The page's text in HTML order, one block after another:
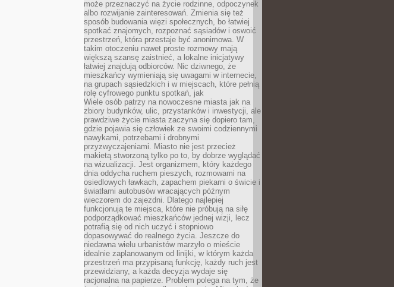
może przeznaczyć na życie rodzinne, odpoczynek
albo rozwijanie zainteresowań. Zmienia się też
sposób budowania więzi społecznych, bo łatwiej
spotkać znajomych, rozpoznać sąsiadów i oswoić
przestrzeń, która przestaje być anonimowa. W
takim otoczeniu nawet proste rozmowy mają
większą szansę zaistnieć, a lokalne inicjatywy
łatwiej znajdują odbiorców. Nic dziwnego, że
mieszkańcy wymieniają się uwagami w internecie,
na grupach sąsiedzkich i w miejscach, które pełnią
rolę cyfrowego punktu spotkań, jak
Wiele osób patrzy na nowoczesne miasta jak na
zbiory budynków, ulic, przystanków i inwestycji, ale
prawdziwe życie miasta zaczyna się dopiero tam,
gdzie pojawia się człowiek ze swoimi codziennymi
nawykami, potrzebami i drobnymi
przyzwyczajeniami. Miasto nie jest przecież
makietą stworzoną tylko po to, by dobrze wyglądać
na wizualizacji. Jest organizmem, który każdego
dnia oddycha ruchem pieszych, rozmowami na
osiedlowych ławkach, zapachem piekarni o świcie i
światłami autobusów wracających późnym
wieczorem do zajezdni. Dlatego najlepiej
funkcjonują te miejsca, które nie próbują na siłę
podporządkować mieszkańców jednej wizji, lecz
potrafią się od nich uczyć i stopniowo
dopasowywać do realnego życia. Jeszcze do
niedawna wielu urbanistów marzyło o mieście
idealnie zaplanowanym od linijki, w którym każda
przestrzeń ma przypisaną funkcję, każdy ruch jest
przewidziany, a każda decyzja wydaje się
racjonalna na papierze. Problem polega na tym, że